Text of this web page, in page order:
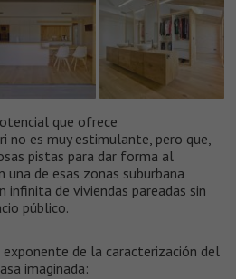
que ofrece
no es muy estimulante, pero que,
pistas para dar forma al
una de esas zonas suburbana
infinita de viviendas pareadas sin
público.
de la caracterización del
imaginada: